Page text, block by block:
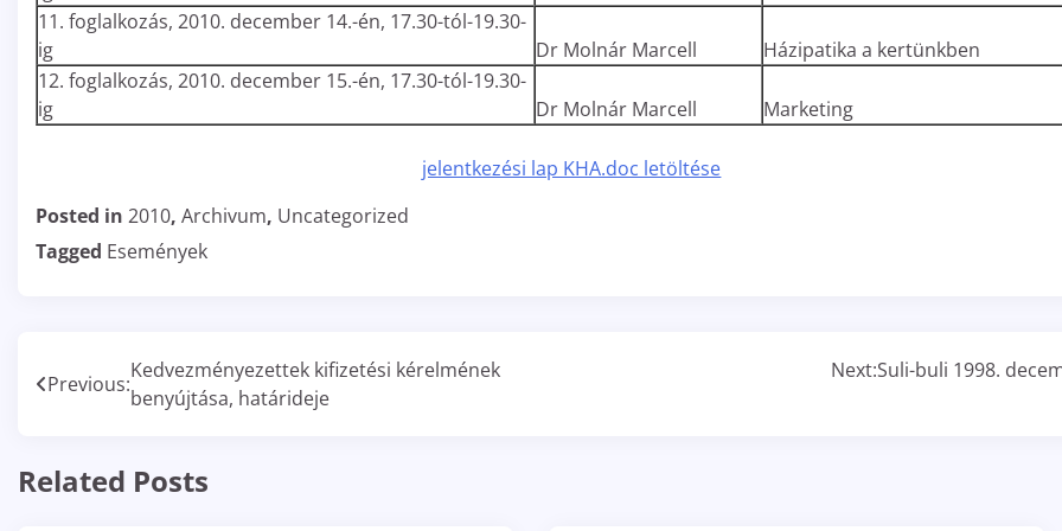
11. foglalkozás, 2010. december 14.-én, 17.30-tól-19.30-
ig
Dr Molnár Marcell
Házipatika a kertünkben
12. foglalkozás, 2010. december 15.-én, 17.30-tól-19.30-
ig
Dr Molnár Marcell Marketing
jelentkezési lap KHA.doc letöltése
Posted in 2010, Archivum, Uncategorized
Tagged Események
Bejegyzés
navigáció
Previous:
Kedvezményezettek kifizetési kérelmének
benyújtása, határideje
Next:Suli-buli 1998.
Related Posts